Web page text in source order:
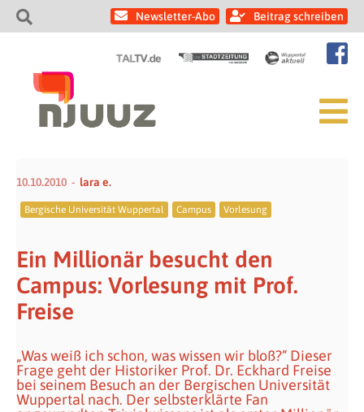
Newsletter-Abo Beitrag schreiben
10.10.2010 lara e.
Bergische Universität Wuppertal Campus Vorlesung
Ein Millionär besucht den
Campus: Vorlesung mit Prof.
Freise
„Was weiß ich schon, was wissen wir bloß?“ Dieser
Frage geht der Historiker Prof. Dr. Eckhard Freise
bei seinem Besuch an der Bergischen Universität
Wuppertal nach. Der selbsterklärte Fan